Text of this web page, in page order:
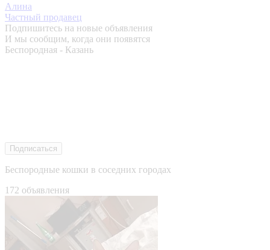
Алина
Частный продавец
Подпишитесь на новые объявления
И мы сообщим, когда они появятся
Беспородная - Казань
Подписаться
Беспородные кошки в соседних городах
172 объявления